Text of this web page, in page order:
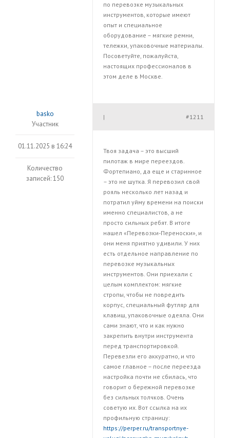
по перевозке музыкальных
инструментов, которые имеют
опыт и специальное
оборудование – мягкие ремни,
тележки, упаковочные материалы.
Посоветуйте, пожалуйста,
настоящих профессионалов в
этом деле в Москве.
basko
Участник
01.11.2025 в 16:24
Количество
записей: 150
#1211
|
Твоя задача – это высший
пилотаж в мире переездов.
Фортепиано, да еще и старинное
– это не шутка. Я перевозил свой
рояль несколько лет назад и
потратил уйму времени на поиски
именно специалистов, а не
просто сильных ребят. В итоге
нашел «Перевозки-Переноски», и
они меня приятно удивили. У них
есть отдельное направление по
перевозке музыкальных
инструментов. Они приехали с
целым комплектом: мягкие
стропы, чтобы не повредить
корпус, специальный футляр для
клавиш, упаковочные одеяла. Они
сами знают, что и как нужно
закрепить внутри инструмента
перед транспортировкой.
Перевезли его аккуратно, и что
самое главное – после переезда
настройка почти не сбилась, что
говорит о бережной перевозке
без сильных толчков. Очень
советую их. Вот ссылка на их
профильную страницу:
https://perper.ru/transportnye-